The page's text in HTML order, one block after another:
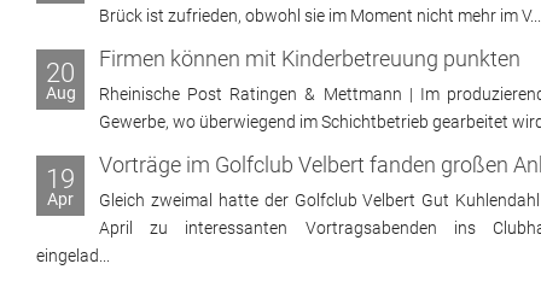
Brück ist zufrieden, obwohl sie im Moment nicht mehr im V...
20
Aug
Firmen können mit Kinderbetreuung punkten
Rheinische Post Ratingen & Mettmann | Im
Gewerbe, wo überwiegend im Schichtbetrieb gearbeitet
19
Apr
Gleich zweimal hatte der Golfclub Velbert Gut
April zu interessanten Vortragsabenden ins
eingelad...